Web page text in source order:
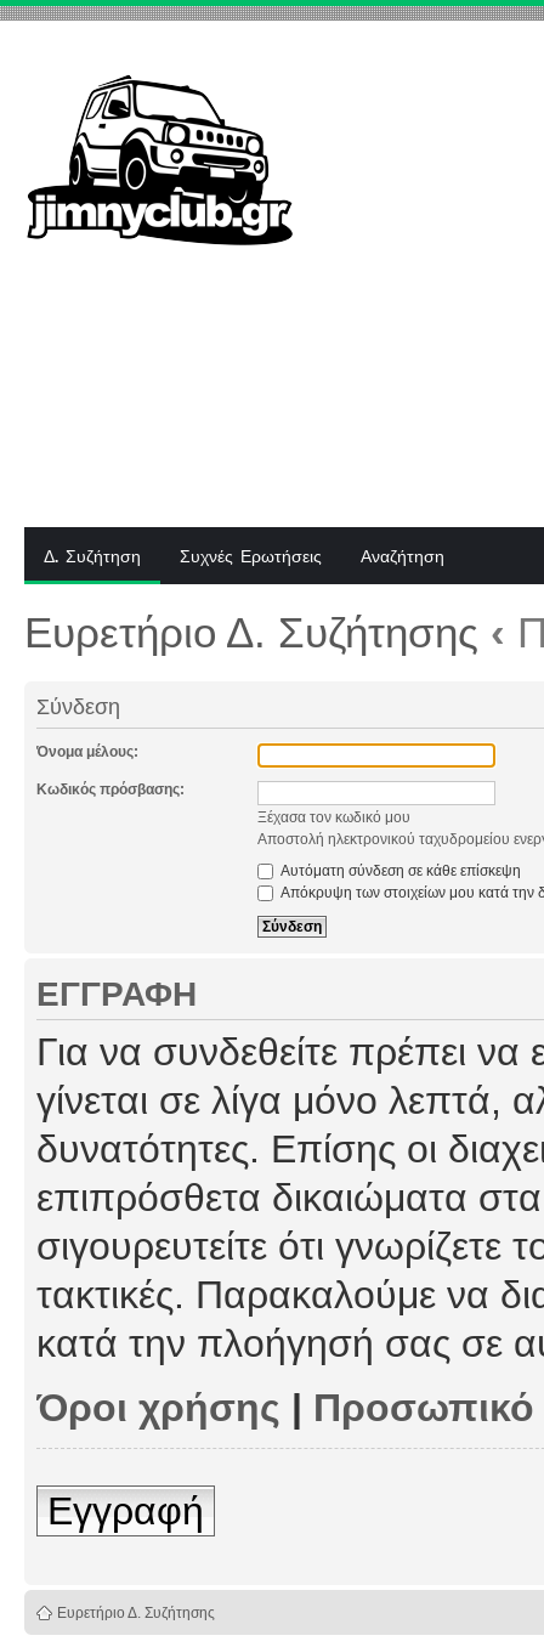
Δ. Συζήτηση Συχνές Ερωτήσεις Αναζήτηση
Ευρετήριο Δ. Συζήτησης ‹
Σύνδεση
Όνομα μέλους:
Κωδικός πρόσβασης:
Ξέχασα τον κωδικό μου
Αποστολή ηλεκτρονικού ταχυδρομείου
Αυτόματη σύνδεση σε κάθε επίσκεψη
Απόκρυψη των στοιχείων μου κατά την
ΕΓΓΡΑΦΉ
Για να συνδεθείτε πρέπει
γίνεται σε λίγα μόνο λεπτά,
δυνατότητες. Επίσης οι
επιπρόσθετα δικαιώματα
σιγουρευτείτε ότι γνωρίζετε
τακτικές. Παρακαλούμε να
κατά την πλοήγησή σας σε
Όροι χρήσης |
Εγγραφή
Ευρετήριο Δ. Συζήτησης